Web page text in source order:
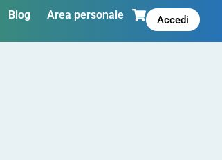
Blog Area personale Accedi